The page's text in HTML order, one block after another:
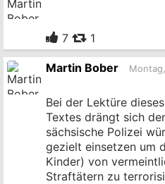
7 1
Martin Bober
Bei der Lektüre
Textes drängt sich
sächsische Polizei
gezielt einsetzen um
Kinder) von
Straftätern zu